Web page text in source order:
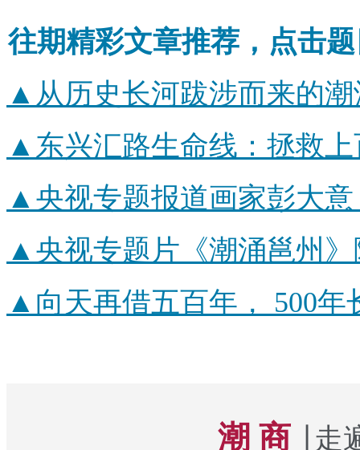
往期精彩文章推荐，点击
▲从历史长河跋涉而来的潮
▲ 东兴汇路生命线：拯救
▲ 央视专题报道画家彭大
▲ 央视专题片《潮涌邕州
▲ 向天再借五百年， 500
潮 商
∣